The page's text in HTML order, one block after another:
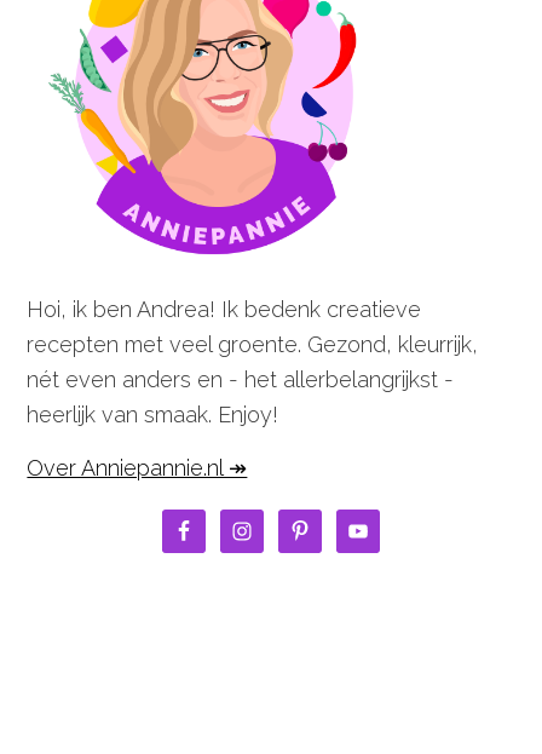
Hoi, ik ben Andrea! Ik bedenk creatieve
recepten met veel groente. Gezond, kleurrijk,
nét even anders en - het allerbelangrijkst -
heerlijk van smaak. Enjoy!
Over Anniepannie.nl ↠